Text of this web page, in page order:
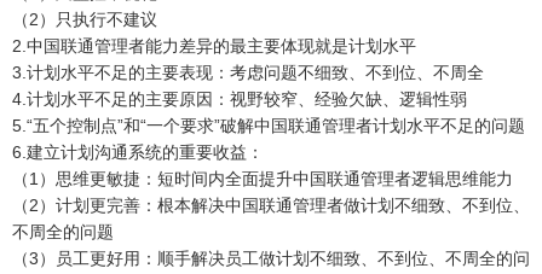
（2）只执行不建议
2.中国联通管理者能力差异的最主要体现就是计划水平
3.计划水平不足的主要表现：考虑问题不细致、不到位、不周全
4.计划水平不足的主要原因：视野较窄、经验欠缺、逻辑性弱
5.“五个控制点”和“一个要求”破解中国联通管理者计划水平不足的问题
6.建立计划沟通系统的重要收益：
（1）思维更敏捷：短时间内全面提升中国联通管理者逻辑思维能力
（2）计划更完善：根本解决中国联通管理者做计划不细致、不到位、
不周全的问题
（3）员工更好用：顺手解决员工做计划不细致、不到位、不周全的问